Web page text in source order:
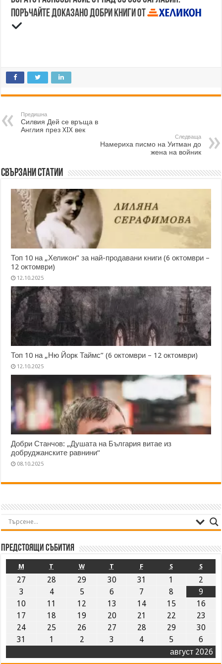
Поръчайте доказано добри книги от
Предишна
Силвия Дей се връща в
Англия през XIX век
Следваща
Намериха писмо на Уитман до
жена на войник
Свързани статии
Топ 10 на „Хеликон” за най-продавани книги (6 октомври –
12 октомври)
12.10.2025
Топ 10 на „Ню Йорк Таймс” (6 октомври – 12 октомври)
12.10.2025
Добри Станчов: „Душата на България витае из
добруджанските равнини“
08.10.2025
Предстоящи събития
август 2026
M T W T F S S
27 28 29 30 31 1
2
3
4 5 6 7 8
9
10
11 12 13 14 15
16
17
18 19 20 21 22
23
24
25 26 27 28 29
30
31
1 2 3 4 5 6